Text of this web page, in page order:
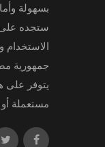
بسهولة
ستجده على
الاستخدام
جمهورية
يتوفر على
مستعملة